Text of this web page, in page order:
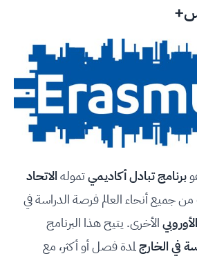
برنامج تبادل أكاديميتمولهالاتحاد
جميع أنحاء العالم فرصة الدراسة في
الأخرى. يتيح هذا البرنامج
في الخارجلمدة فصل أو أكثر، مع